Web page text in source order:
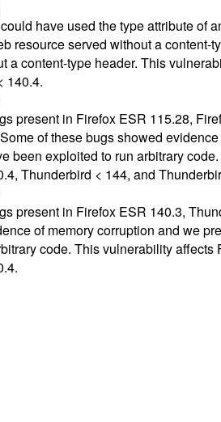
have used the type attribute of
resource served without a
a content-type header. This
140.4.
present in Firefox ESR 115.28,
of these bugs showed
been exploited to run arbitrary
Thunderbird < 144, and
present in Firefox ESR 140.3,
of memory corruption and we
code. This vulnerability